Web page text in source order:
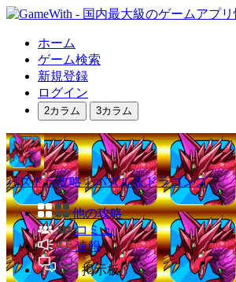
ホーム
ゲーム検索
新規登録
ログイン
2カラム 3カラム
パズドラ攻略｜パズル＆ドラゴンズ
他の攻略
コミュ
速報
掲示板